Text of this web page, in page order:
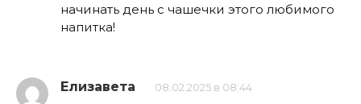
начинать день с чашечки этого любимого
напитка!
Елизавета 08.02.2025 в 08:44